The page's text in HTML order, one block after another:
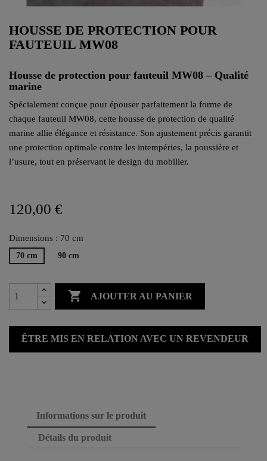
HOUSSE DE PROTECTION POUR
FAUTEUIL MW08
Housse de protection pour fauteuil MW08 – Qualité
marine
Spécialement conçue pour épouser parfaitement la forme de
chaque fauteuil MW08, cette housse de protection de qualité
marine allie élégance et résistance. Son ajustement précis garantit
une protection optimale contre les intempéries, la poussière et
l’usure, tout en préservant le design du mobilier.
120,00 €
Dimensions : 70 cm
70 cm 90 cm
 AJOUTER AU PANIER
ÊTRE MIS EN RELATION AVEC UN REVENDEUR
Informations sur le produit
Détails du produit